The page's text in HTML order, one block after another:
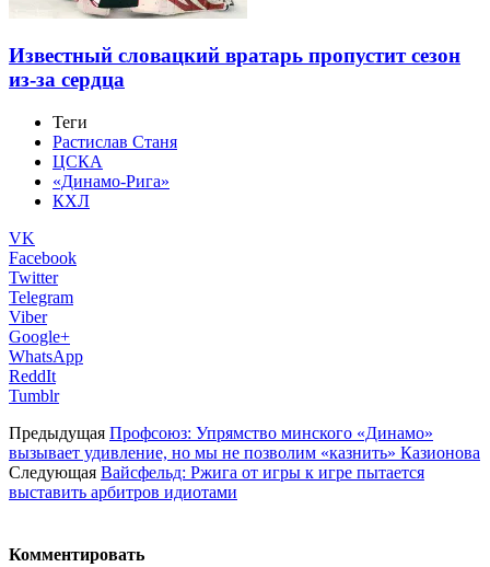
Известный словацкий вратарь пропустит сезон
из-за сердца
Теги
Растислав Станя
ЦСКА
«Динамо-Рига»
КХЛ
VK
Facebook
Twitter
Telegram
Viber
Google+
WhatsApp
ReddIt
Tumblr
Предыдущая Профсоюз: Упрямство минского «Динамо»
вызывает удивление, но мы не позволим «казнить» Казионова
Следующая Вайсфельд: Ржига от игры к игре пытается
выставить арбитров идиотами
Комментировать